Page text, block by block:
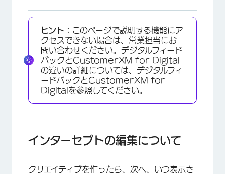
インターセプトの編集について
インターセプトを理解する
クリエイティブの選択
ターゲットの選択
アクションセットのロジック
アクションセットのオプション
インターセプト選択メニュー
ヒント： このページで説明する機能にア
クセスできない場合は、 営業担当にお
問い合わせください。デジタルフィード
バックとCustomerXM for Digital
の違いの詳細については、デジタルフィ
ードバックとCustomerXM for
Digital を参照してください。
インターセプトの編集について
クリエイティブを作ったら、次へ、いつ表示さ